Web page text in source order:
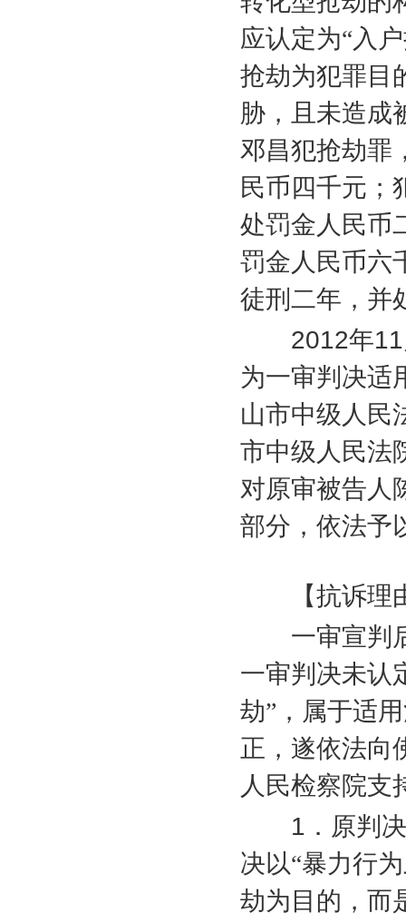
应认定为“入
抢劫为犯罪目
胁，且未造成
邓昌犯抢劫罪
民币四千元；
处罚金人民币
罚金人民币六
徒刑二年，并
2012年11
为一审判决适
山市中级人民
市中级人民法
对原审被告人
部分，依法予
【抗诉理
一审宣判后
一审判决未认
劫”，属于适
正，遂依法向
人民检察院支
1 ．原判
决以“暴力行
劫为目的，而